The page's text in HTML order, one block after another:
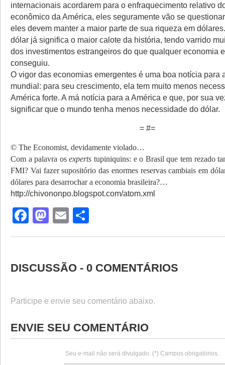
internacionais acordarem para o enfraquecimento relativo
econômico da América, eles seguramente vão se
eles devem manter a maior parte de sua riqueza em
dólar já significa o maior calote da história, tendo varrido
dos investimentos estrangeiros do que qualquer economia
conseguiu.
O vigor das economias emergentes é uma boa notícia para
mundial: para seu crescimento, ela tem muito menos
América forte. A má notícia para a América e que, por sua
significar que o mundo tenha menos necessidade do dólar.
= #=
© The Economist, devidamente violado…
Com a palavra osexperts tupiniquins: e o Brasil que tem rezado
FMI? Vai fazer supositório das enormes reservas cambiais em
dólares para desarrochar a economia brasileira?…
http://chivononpo.blogspot.com/atom.xml
Facebook
Mastodon
Email
DISCUSSÃO - 0 COMENTÁRIOS
Participe e envie seu comentário abaixo.
ENVIE SEU COMENTÁRIO
Seu e-mail não será divulgado. (*) Campos obrigatórios.